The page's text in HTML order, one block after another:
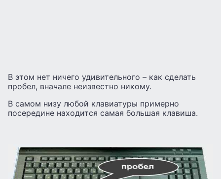
В этом нет ничего удивительного – как сделать
пробел, вначале неизвестно никому.
В самом низу любой клавиатуры примерно
посередине находится самая большая клавиша.